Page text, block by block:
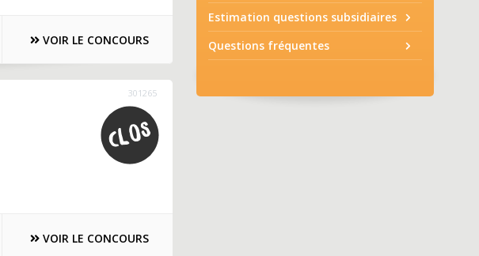
VOIR LE CONCOURS
301265
VOIR LE CONCOURS
Estimation questions subsidiaires
Questions fréquentes